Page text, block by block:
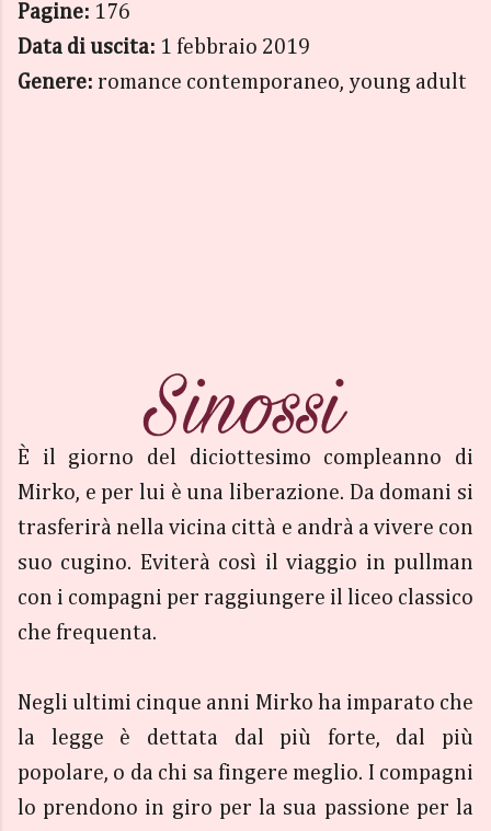
Pagine: 176
Data di uscita: 1 febbraio 2019
Genere: romance contemporaneo, young adult
È il giorno del diciottesimo compleanno di
Mirko, e per lui è una liberazione. Da domani si
trasferirà nella vicina città e andrà a vivere con
suo cugino. Eviterà così il viaggio in pullman
con i compagni per raggiungere il liceo classico
che frequenta.
Negli ultimi cinque anni Mirko ha imparato che
la legge è dettata dal più forte, dal più
popolare, o da chi sa fingere meglio. I compagni
lo prendono in giro per la sua passione per la